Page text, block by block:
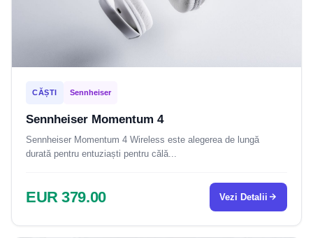
CĂȘTI Sennheiser
Sennheiser Momentum 4
Sennheiser Momentum 4 Wireless este alegerea de lungă
durată pentru entuziaști pentru călă...
EUR 379.00 Vezi Detalii